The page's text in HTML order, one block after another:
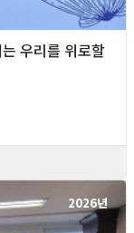
우리를 위로할
2026년